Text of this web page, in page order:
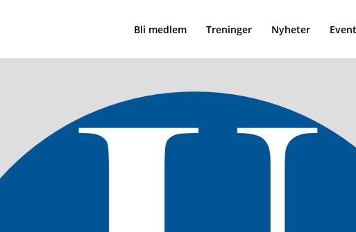
Bli medlem Treninger Nyheter